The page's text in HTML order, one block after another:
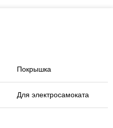
Покрышка
Для электросамоката